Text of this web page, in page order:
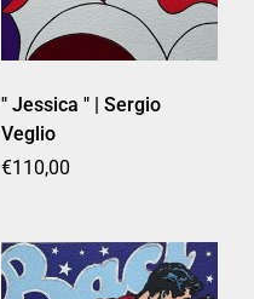
" Jessica " | Sergio
Veglio
Prezzo di listino
€110,00